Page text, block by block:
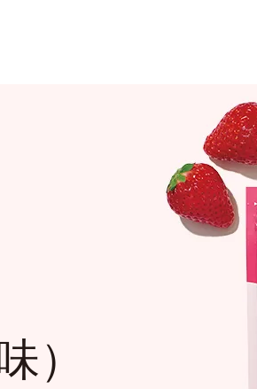
）